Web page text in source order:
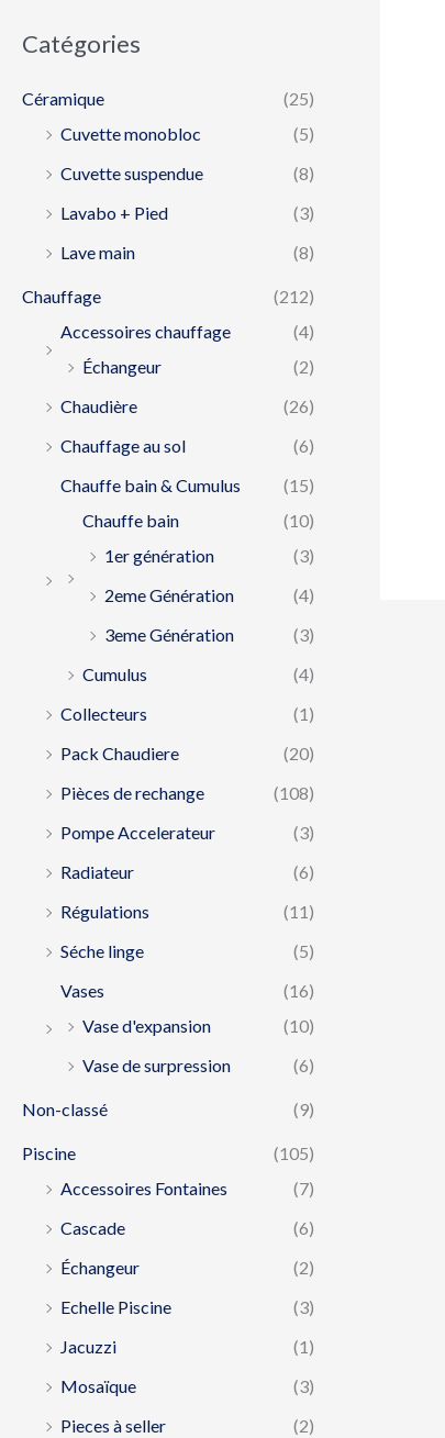
Catégories
Céramique
(25)
Cuvette monobloc
(5)
Cuvette suspendue
(8)
Lavabo + Pied
(3)
Lave main
(8)
Chauffage
(212)
Accessoires chauffage
(4)
Échangeur
(2)
Chaudière
(26)
Chauffage au sol
(6)
Chauffe bain & Cumulus
(15)
Chauffe bain
(10)
1er génération
(3)
2eme Génération
(4)
3eme Génération
(3)
Cumulus
(4)
Collecteurs
(1)
Pack Chaudiere
(20)
Pièces de rechange
(108)
Pompe Accelerateur
(3)
Radiateur
(6)
Régulations
(11)
Séche linge
(5)
Vases
(16)
Vase d'expansion
(10)
Vase de surpression
(6)
Non-classé (9)
Piscine
(105)
Accessoires Fontaines
(7)
Cascade
(6)
Échangeur
(2)
Echelle Piscine
(3)
Jacuzzi
(1)
Mosaïque
(3)
Pieces à seller
(2)